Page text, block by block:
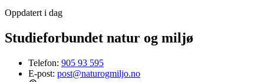
Oppdatert i dag
Studieforbundet natur og miljø
Telefon: 905 93 595
E-post: post@naturogmiljo.no